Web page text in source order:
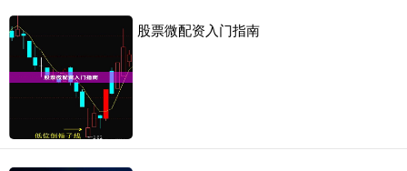
股票微配资入门指南